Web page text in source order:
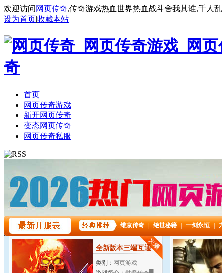
欢迎访问 网页传奇,传奇游戏热血世界热血战斗舍我其谁,千人
设为首页|收藏本站
首页
网页传奇游戏
新开网页传奇
变态网页传奇
网页传奇私服